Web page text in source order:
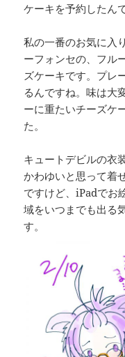
ケーキを予約したん
私の一番のお気に入
ーフォンセの、フル
ズケーキです。プレ
るんですね。味は大
ーに重たいチーズケ
た。
キュートデビルの衣
かわゆいと思って着
ですけど、iPadでお
域をいつまでも出る
す。